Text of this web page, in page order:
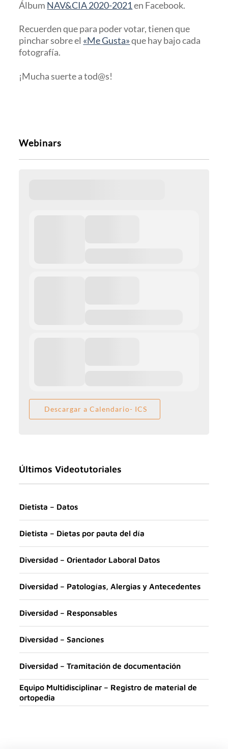
Álbum NAV&CIA 2020-2021en Facebook.
Recuerden que para poder votar, tienen que
pinchar sobre el «Me Gusta»que hay bajo cada
fotografía.
¡Mucha suerte a tod@s!
Webinars
Descargar a Calendario- ICS
Últimos Videotutoriales
Dietista – Datos
Dietista – Dietas por pauta del día
Diversidad – Orientador Laboral Datos
Diversidad – Patologías, Alergias y Antecedentes
Diversidad – Responsables
Diversidad – Sanciones
Diversidad – Tramitación de documentación
Equipo Multidisciplinar – Registro de material de
ortopedia